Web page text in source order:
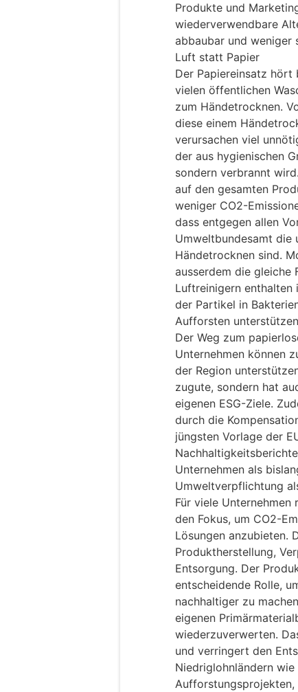
Produkte und
wiederverwendbare
abbaubar und weniger
Luft statt Papier
Der Papiereinsatz hört
vielen öffentlichen
zum Händetrocknen.
diese einem
verursachen viel
der aus hygienischen
sondern verbrannt
auf den gesamten
weniger CO2-
dass entgegen allen
Umweltbundesamt die
Händetrocknen sind.
ausserdem die gleiche
Luftreinigern enthalten
der Partikel in
Aufforsten unterstützen
Der Weg zum
Unternehmen können
der Region
zugute, sondern hat
eigenen ESG-Ziele.
durch die
jüngsten Vorlage der
Unternehmen als
Umweltverpflichtung
Für viele
den Fokus, um CO2-
Lösungen anzubieten.
Produktherstellung,
Entsorgung. Der
entscheidende Rolle,
nachhaltiger zu
eigenen
wiederzuverwerten.
und verringert den
Niedriglohnländern
Aufforstungsprojekten,